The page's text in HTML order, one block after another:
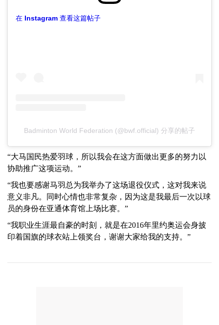
在 Instagram 查看这篇帖子
Badminton World Federation (@bwf.official) 分享的帖子
“大马国民热爱羽球，所以我会在这方面做出更多的努力以
协助推广这项运动。”
“我也要感谢马羽总为我举办了这场退役仪式，这对我来说
意义非凡。同时心情也非常复杂，因为这是我最后一次以球
员的身份在亚通体育馆上场比赛。”
“我职业生涯最自豪的时刻，就是在2016年里约奥运会身披
印着国旗的球衣站上领奖台，谢谢大家给我的支持。”